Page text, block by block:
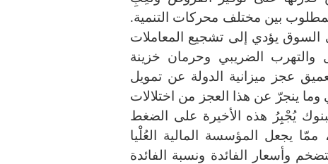
المطلوب بين مختلف محركات التنمية.
يؤدي إلى تشجيع المعاملات
والتهرب الضريبي وحرمان خزينة
عجز ميزانية الدولة عن تمويل
ينجرّ عن هذا العجز من اختلالات
يُجْبِرُ هذه الأخيرة على الضغط
يجعل المؤسسة المالية العُلْيا
وأسعار الفائدة ونسبة الفائدة